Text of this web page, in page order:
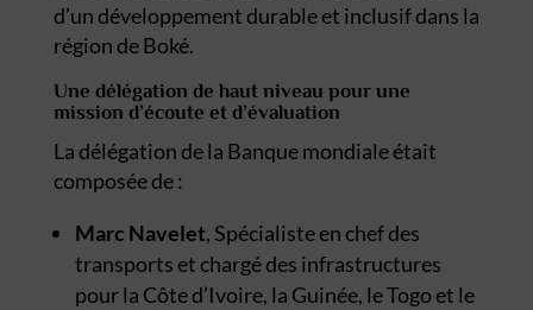
d’un développement durable et inclusif dans la
région de Boké.
Une délégation de haut niveau pour une
mission d’écoute et d’évaluation
La délégation de la Banque mondiale était
composée de :
Marc Navelet, Spécialiste en chef des
transports et chargé des infrastructures
pour la Côte d’Ivoire, la Guinée, le Togo et le